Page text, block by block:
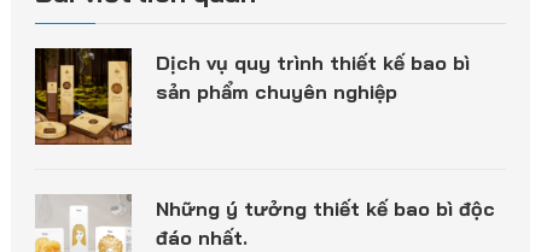
Dịch vụ quy trình thiết kế bao bì
sản phẩm chuyên nghiệp
Những ý tưởng thiết kế bao bì độc
đáo nhất.